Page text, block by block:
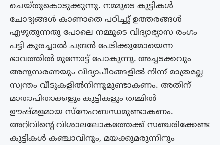
ചെയ്‌തുകൊടുക്കുന്നു. നമ്മുടെ കുട്ടികൾ
ചോദ്യങ്ങൾ കാണാതെ പഠിച്ചു് ഉത്തരങ്ങൾ
എഴുതുന്നതു പോലെ നമ്മുടെ വിദ്യാഭ്യാസ രംഗം
പട്ടി കുരച്ചാൽ ചന്ദ്രൻ പേടിക്കുമോയെന്ന
ഭാവത്തിൽ മുന്നോട്ട് പോകുന്നു. അച്ചടക്കവും
അനുസരണയും വിദ്യാപീഠങ്ങളിൽ നിന്ന് മാത്രമല്ല
സ്വന്തം വീടുകളിൽനിന്നുമുണ്ടാകണം. അതിന്
മാതാപിതാക്കളും കുട്ടികളും തമ്മിൽ
ഊഷ്‌മളമായ സ്നേഹബന്ധമുണ്ടാകണം.
അറിവിൻ്റെ വിശാലലോകത്തേക്ക് സഞ്ചരിക്കേണ്ട
കുട്ടികൾ കഞ്ചാവിനും, മയക്കുമരുന്നിനും